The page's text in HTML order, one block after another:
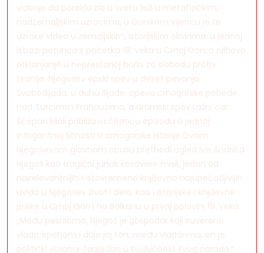
viđenje da poreklo zla u svetu leži u metafizičkim,
nadzemaljskim uzrocima, u Gorskom vijencu je te
uzroke video u zemaljskim, istorijskim okvirima, u jednoj
istrazi poturica s početka 18. veka u Crnoj Gori, a njihovo
otklanjanje u neprestanoj borbi za slobodu protiv
tiranije. Njegošev epski spev u deset pevanja,
Svobodijada, u duhu Ilijade, opeva crnogorske pobede
nad Turcima i Francuzima, a dramski spev Lažni car
Šćepan Mali približava čitaocu epizodu o jednoj
intrigantnoj ličnosti iz crnogorske istorije.Ovom
Njegoševom glavnom opusu prethodi ogled Ive Andrića
Njegoš kao tragični junak kosovske misli, jedan od
najrelevantnijih i istovremeno književno najupečatljivijih
uvida u Njegošev život i delo, kao i istorijske i književne
prilike u Crnoj Gori i na Balkanu u prvoj polovini 19. veka.
„Među pesnicma, Njegoš je gospodar koji suvereno
vlada epohom i daje joj ton; među vladarima, on je
politički vizionar zagledan u budućnost svog naroda.“